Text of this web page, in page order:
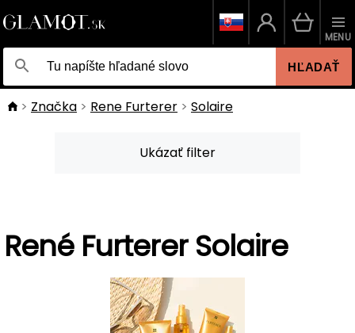
HĽADAŤ
MENU
Značka Rene Furterer Solaire
Ukázať filter
René Furterer Solaire